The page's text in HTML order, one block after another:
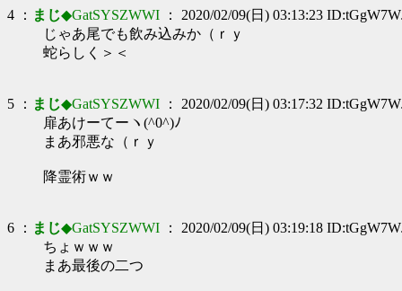
4 ： まじ◆GatSYSZWWI ： 2020/02/09(日) 03:13:23
じゃあ尾でも飲み込みか（ｒｙ
蛇らしく＞＜
5 ： まじ◆GatSYSZWWI ： 2020/02/09(日) 03:17:32
扉あけーてーヽ(^0^)ﾉ
まあ邪悪な（ｒｙ
降霊術ｗｗ
6 ： まじ◆GatSYSZWWI ： 2020/02/09(日) 03:19:18
ちょｗｗｗ
まあ最後の二つ